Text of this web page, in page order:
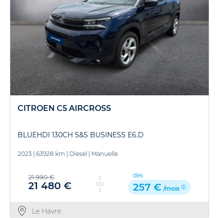
CITROEN C5 AIRCROSS
BLUEHDI 130CH S&S BUSINESS E6.D
2023 63928 km Diesel Manuelle
21 990 €
21 480 € OU
dès
257 € /mois
Le Havre